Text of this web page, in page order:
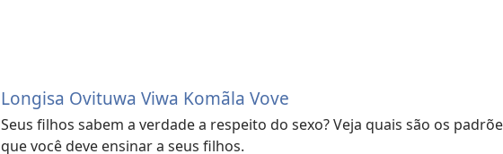
Longisa Ovituwa Viwa Komãla Vove
Seus filhos sabem a verdade a respeito do sexo? Veja quais são os
que você deve ensinar a seus filhos.